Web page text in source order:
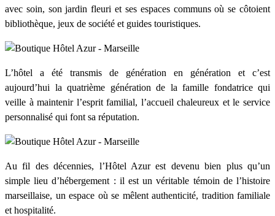
avec soin, son jardin fleuri et ses espaces communs où se côtoient
bibliothèque, jeux de société et guides touristiques.
L’hôtel a été transmis de génération en génération et c’est
aujourd’hui la quatrième génération de la famille fondatrice qui
veille à maintenir l’esprit familial, l’accueil chaleureux et le service
personnalisé qui font sa réputation.
Au fil des décennies, l’Hôtel Azur est devenu bien plus qu’un
simple lieu d’hébergement : il est un véritable témoin de l’histoire
marseillaise, un espace où se mêlent authenticité, tradition familiale
et hospitalité.